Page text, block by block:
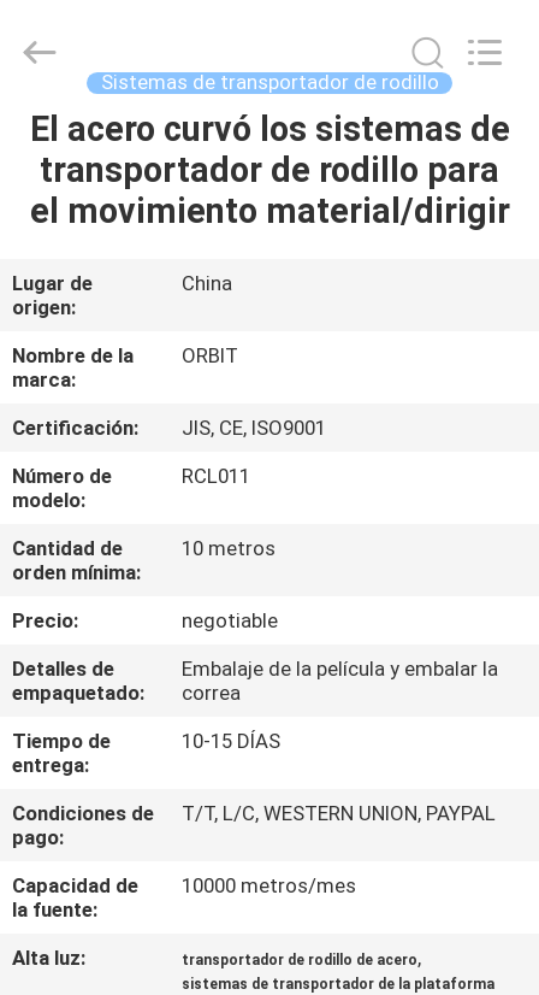
HOGAR
PRODUCTOS
SOBRE
NOSOTROS
VIAJE
DE
LA
DE
CALIDAD
ÉNTRENOS
EN
CONTACTO
CON
NOTICIAS
Metal
Products
Reserved.
Sistemas de transportador de rodillo
El acero curvó los sistemas de
transportador de rodillo para
el movimiento material/dirigir
Lugar de
origen:
China
Nombre de la
marca:
ORBIT
Certificación:
JIS, CE, ISO9001
Número de
modelo:
RCL011
Cantidad de
orden mínima:
10 metros
Precio:
negotiable
Detalles de
empaquetado:
Embalaje de la película y embalar la
correa
Tiempo de
entrega:
10-15 DÍAS
Condiciones de
pago:
T/T, L/C, WESTERN UNION, PAYPAL
Capacidad de
la fuente:
10000 metros/mes
Alta luz: transportador de rodillo de acero,
sistemas de transportador de la plataforma